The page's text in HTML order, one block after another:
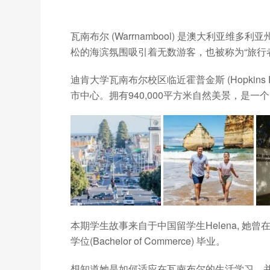
瓦南布尔 (Warrnambool) 是澳大利亚维多利
松的海滨氛围吸引着无数游客，也被称为“旅
迪肯大学瓦南布尔校区临近霍普金斯
市中心。拥有940,000平方米自然美景，是一
本期学生故事来自于中国留学生Helena, 她曾
学位(Bachelor of Commerce) 毕业。